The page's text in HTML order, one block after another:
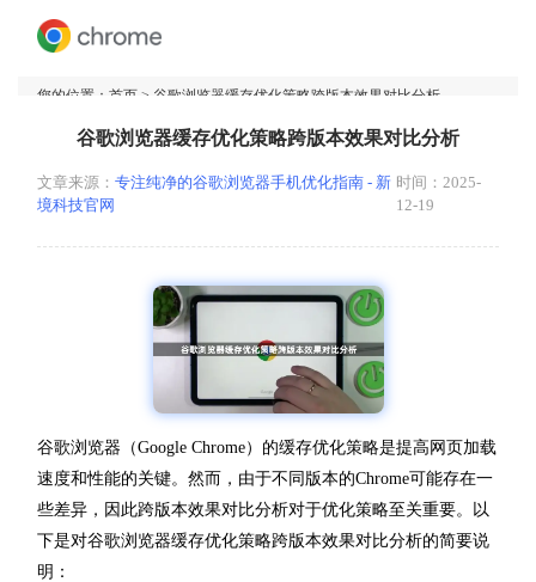
您的位置： 首页 > 谷歌浏览器缓存优化策略跨版本效果对比分析
谷歌浏览器缓存优化策略跨版本效果对比分析
文章来源： 专注纯净的谷歌浏览器手机优化指南 - 新
境科技官网
时间：2025-
12-19
谷歌浏览器（Google Chrome）的缓存优化策略是提高网页加载
速度和性能的关键。然而，由于不同版本的Chrome可能存在一
些差异，因此跨版本效果对比分析对于优化策略至关重要。以
下是对谷歌浏览器缓存优化策略跨版本效果对比分析的简要说
明：